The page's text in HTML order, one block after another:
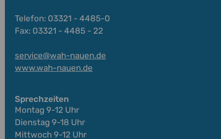
Telefon: 03321 - 4485-0
Fax: 03321 - 4485 - 22
service@wah-nauen.de
www.wah-nauen.de
Sprechzeiten
Montag 9-12 Uhr
Dienstag 9-18 Uhr
Mittwoch 9-12 Uhr